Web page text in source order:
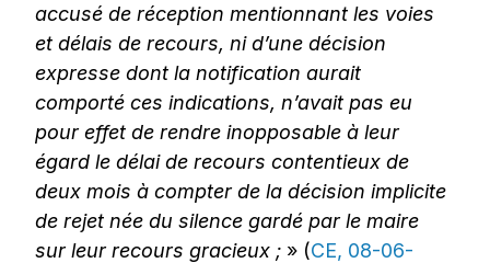
accusé de réception mentionnant les voies
et délais de recours, ni d’une décision
expresse dont la notification aurait
comporté ces indications, n’avait pas eu
pour effet de rendre inopposable à leur
égard le délai de recours contentieux de
deux mois à compter de la décision implicite
de rejet née du silence gardé par le maire
sur leur recours gracieux ; » (CE, 08-06-